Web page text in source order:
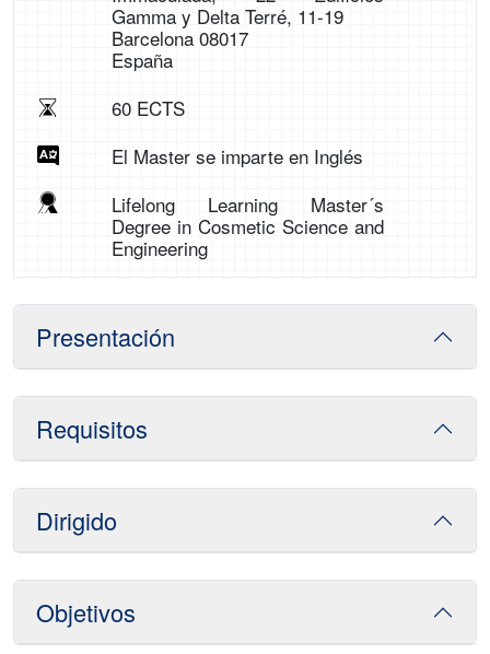
Gamma y Delta Terré, 11-19
Barcelona 08017
España
60 ECTS
El Master se imparte en Inglés
Lifelong Learning Master´s
Degree in Cosmetic Science and
Engineering
Presentación
Requisitos
Dirigido
Objetivos